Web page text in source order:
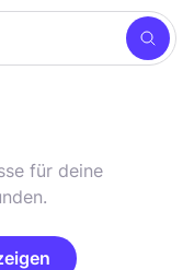
für deine